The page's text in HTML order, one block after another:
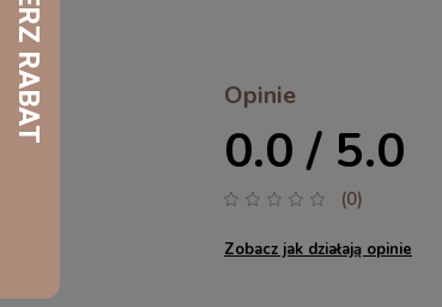
Opinie
0.0 / 5.0
(0)
Zobacz jak działają opinie